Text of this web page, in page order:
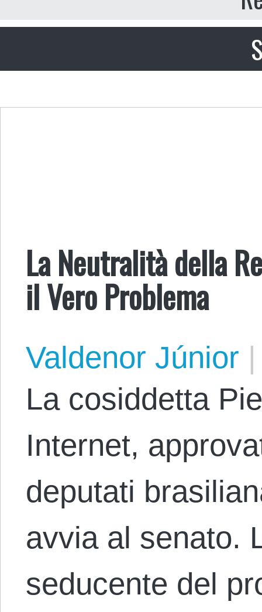
La Neutralità della
il Vero Problema
Valdenor Júnior |
La cosiddetta
Internet,
deputati
avvia al senato.
seducente del